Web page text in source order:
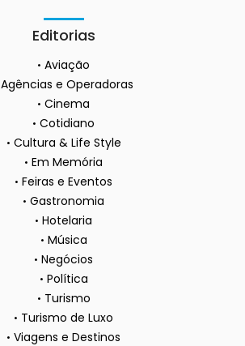
Editorias
Aviação
Agências e Operadoras
Cinema
Cotidiano
Cultura & Life Style
Em Memória
Feiras e Eventos
Gastronomia
Hotelaria
Música
Negócios
Política
Turismo
Turismo de Luxo
Viagens e Destinos